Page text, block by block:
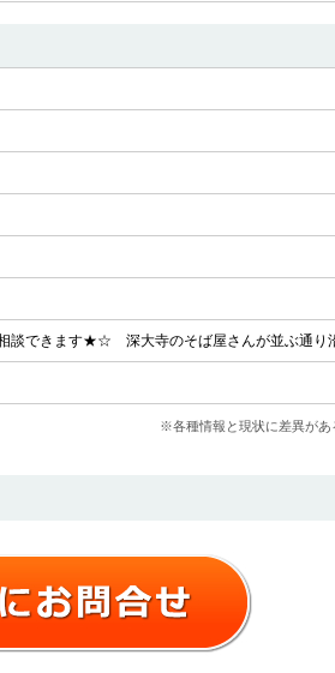
できます★☆ 深大寺のそば屋さんが並ぶ通り
※各種情報と現状に差異があ